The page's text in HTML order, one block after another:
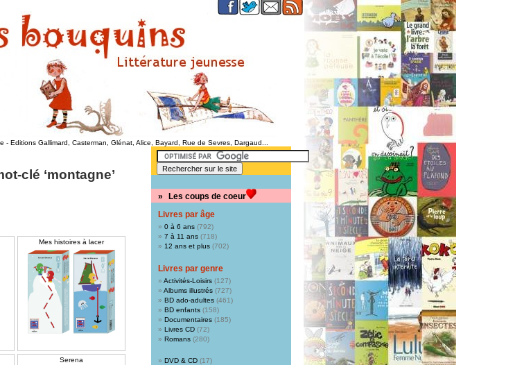
- Editions Gallimard, Casterman, Glénat, Alice, Bayard, Rue de Sevres, Dargaud...
clé ‘montagne’
Mes histoires à lacer
Serena
»
Les coups de coeur
Livres par âge
0 à 6 ans (792)
7 à 11 ans (718)
12 ans et plus (702)
Livres par genre
Activités-Loisirs (127)
Albums illustrés (727)
BD ado-adultes (461)
BD enfants (158)
Documentaires (185)
Livres CD (72)
Romans (280)
DVD & CD (17)